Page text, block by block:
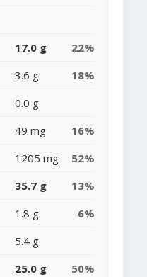
17.0 g
22%
3.6 g
18%
0.0 g
49 mg
16%
1205 mg
52%
35.7 g
13%
1.8 g
6%
5.4 g
25.0 g 50%